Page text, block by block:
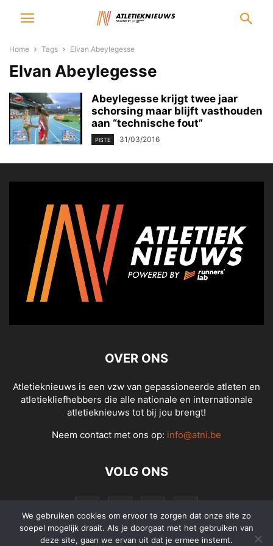
Home Tags Elvan Abeylegesse
Elvan Abeylegesse
Abeylegesse krijgt twee jaar
schorsing maar blijft vasthouden
aan “technische fout”
PISTE 31/03/2016
OVER ONS
Atletieknieuws is een vzw van gepassioneerde atleten en
atletiekliefhebbers die alle nationale en internationale
atletieknieuws tot bij jou brengt!
Neem contact met ons op: info@atni.be
VOLG ONS
We gebruiken cookies om ervoor te zorgen dat onze site zo
soepel mogelijk draait. Als je doorgaat met het gebruiken van
deze site, gaan we ervan uit dat je ermee instemt.